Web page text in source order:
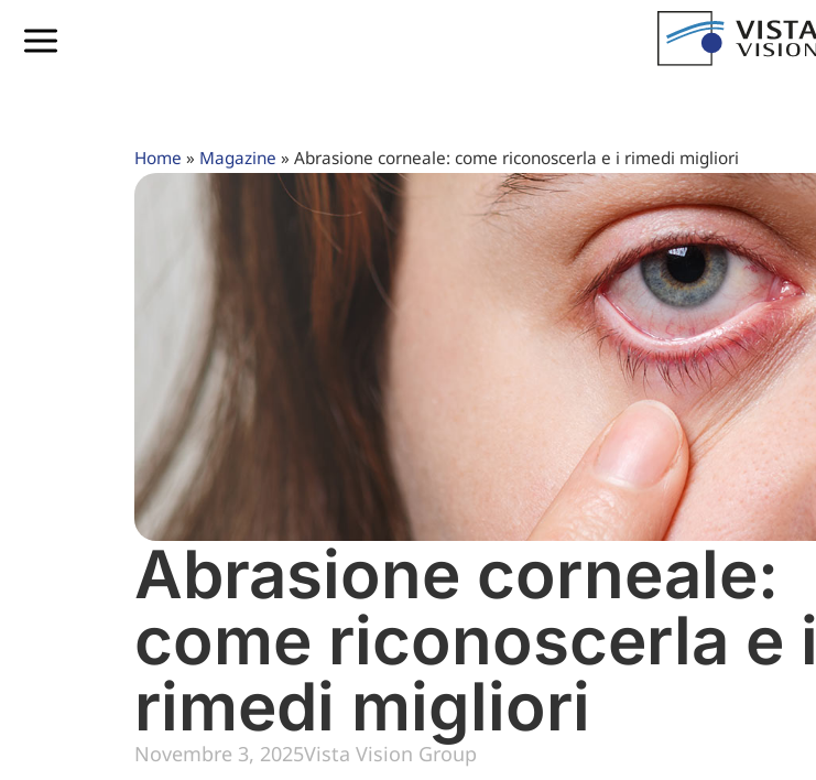
Home » Magazine » Abrasione corneale: come riconoscerla e i rimedi migliori
Abrasione corneale:
come riconoscerla e i
rimedi migliori
Novembre 3, 2025Vista Vision Group